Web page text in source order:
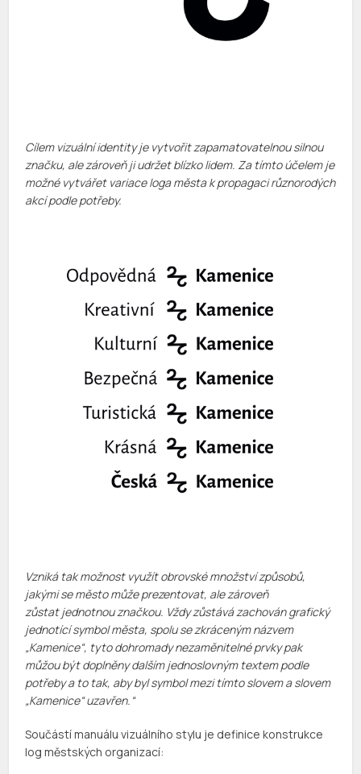
Cílem vizuální identity je vytvořit zapamatovatelnou silnou
značku, ale zároveň ji udržet blízko lidem. Za tímto účelem je
možné vytvářet variace loga města k propagaci různorodých
akcí podle potřeby.
Vzniká tak možnost využít obrovské množství způsobů,
jakými se město může prezentovat, ale zároveň
zůstat jednotnou značkou. Vždy zůstává zachován grafický
jednotící symbol města, spolu se zkráceným názvem
„Kamenice“, tyto dohromady nezaměnitelné prvky pak
můžou být doplněny dalším jednoslovným textem podle
potřeby a to tak, aby byl symbol mezi tímto slovem a slovem
„Kamenice“ uzavřen.“
Součástí manuálu vizuálního stylu je definice konstrukce
log městských organizací: